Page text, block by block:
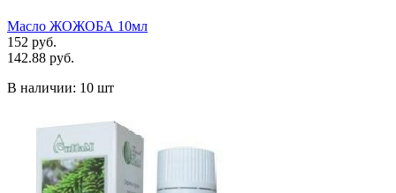
Масло ЖОЖОБА 10мл
152 руб.
142.88 руб.
В наличии: 10 шт